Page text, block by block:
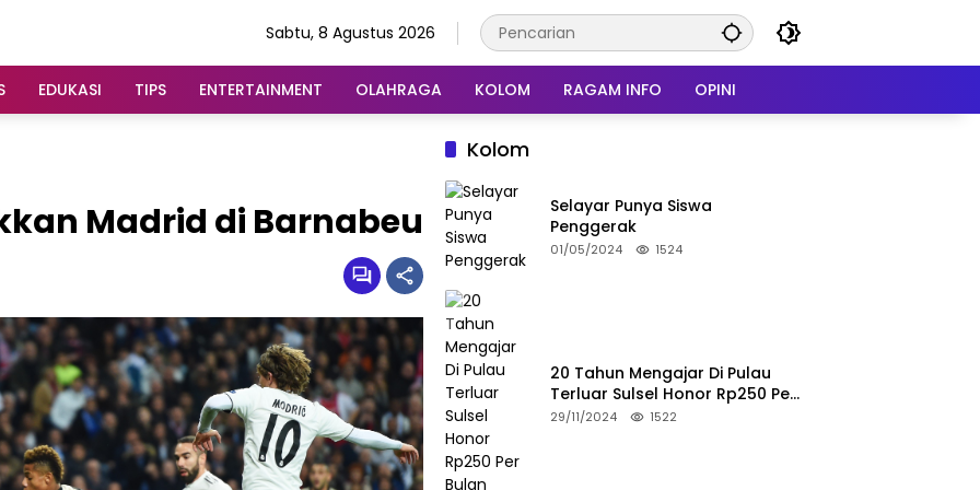
Sabtu, 8 Agustus 2026
EDUKASI TIPS ENTERTAINMENT OLAHRAGA KOLOM RAGAM INFO OPINI
Madrid di Barnabeu
Kolom
Selayar Punya Siswa
Penggerak
01/05/2024 1524
20 Tahun Mengajar Di Pulau
Terluar Sulsel Honor Rp250 Per
Bulan
29/11/2024 1522